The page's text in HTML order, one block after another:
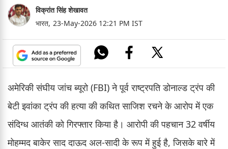
विक्रांत सिंह शेखावत
भारत, 23-May-2026 12:21 PM IST
अमेरिकी संघीय जांच ब्यूरो (FBI) ने पूर्व राष्ट्रपति डोनाल्ड ट्रंप की
बेटी इवांका ट्रंप की हत्या की कथित साजिश रचने के आरोप में एक
संदिग्ध आतंकी को गिरफ्तार किया है। आरोपी की पहचान 32 वर्षीय
मोहम्मद बाकेर साद दाऊद अल-सादी के रूप में हुई है, जिसके बारे में